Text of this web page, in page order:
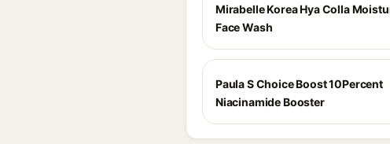
Mirabelle Korea Hya Colla
Face Wash
Paula S Choice Boost 10Percent
Niacinamide Booster